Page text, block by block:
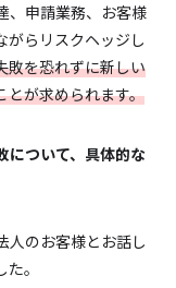
、申請業務、お客様
がらリスクヘッジし
敗を恐れずに新しい
とが求められます。
について、具体的な
人のお客様とお話し
。